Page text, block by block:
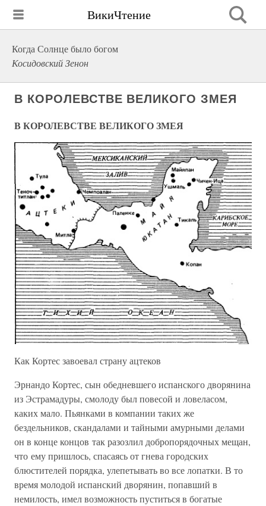
ВикиЧтение
Когда Солнце было богом
Косидовский Зенон
В КОРОЛЕВСТВЕ ВЕЛИКОГО ЗМЕЯ
В КОРОЛЕВСТВЕ ВЕЛИКОГО ЗМЕЯ
Как Кортес завоевал страну ацтеков
Эрнандо Кортес, сын обедневшего испанского дворянина
из Эстрамадуры, смолоду был повесой и ловеласом,
каких мало. Пьянками в компании таких же
бездельников, скандалами и тайными амурными делами
он в конце концов так разозлил добропорядочных мещан,
что ему пришлось, спасаясь от гнева городских
блюстителей порядка, улепетывать во все лопатки. В то
время молодой испанский дворянин, попавший в
немилость, имел возможность пуститься в богатые